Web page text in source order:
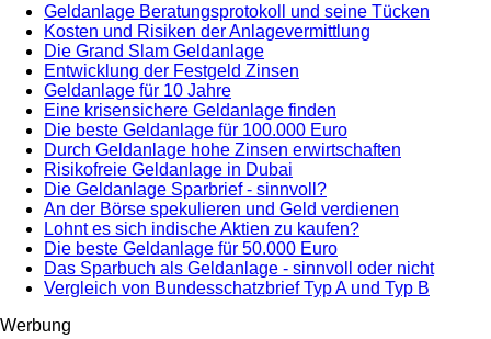
Geldanlage Beratungsprotokoll und seine Tücken
Kosten und Risiken der Anlagevermittlung
Die Grand Slam Geldanlage
Entwicklung der Festgeld Zinsen
Geldanlage für 10 Jahre
Eine krisensichere Geldanlage finden
Die beste Geldanlage für 100.000 Euro
Durch Geldanlage hohe Zinsen erwirtschaften
Risikofreie Geldanlage in Dubai
Die Geldanlage Sparbrief - sinnvoll?
An der Börse spekulieren und Geld verdienen
Lohnt es sich indische Aktien zu kaufen?
Die beste Geldanlage für 50.000 Euro
Das Sparbuch als Geldanlage - sinnvoll oder nicht
Vergleich von Bundesschatzbrief Typ A und Typ B
Werbung